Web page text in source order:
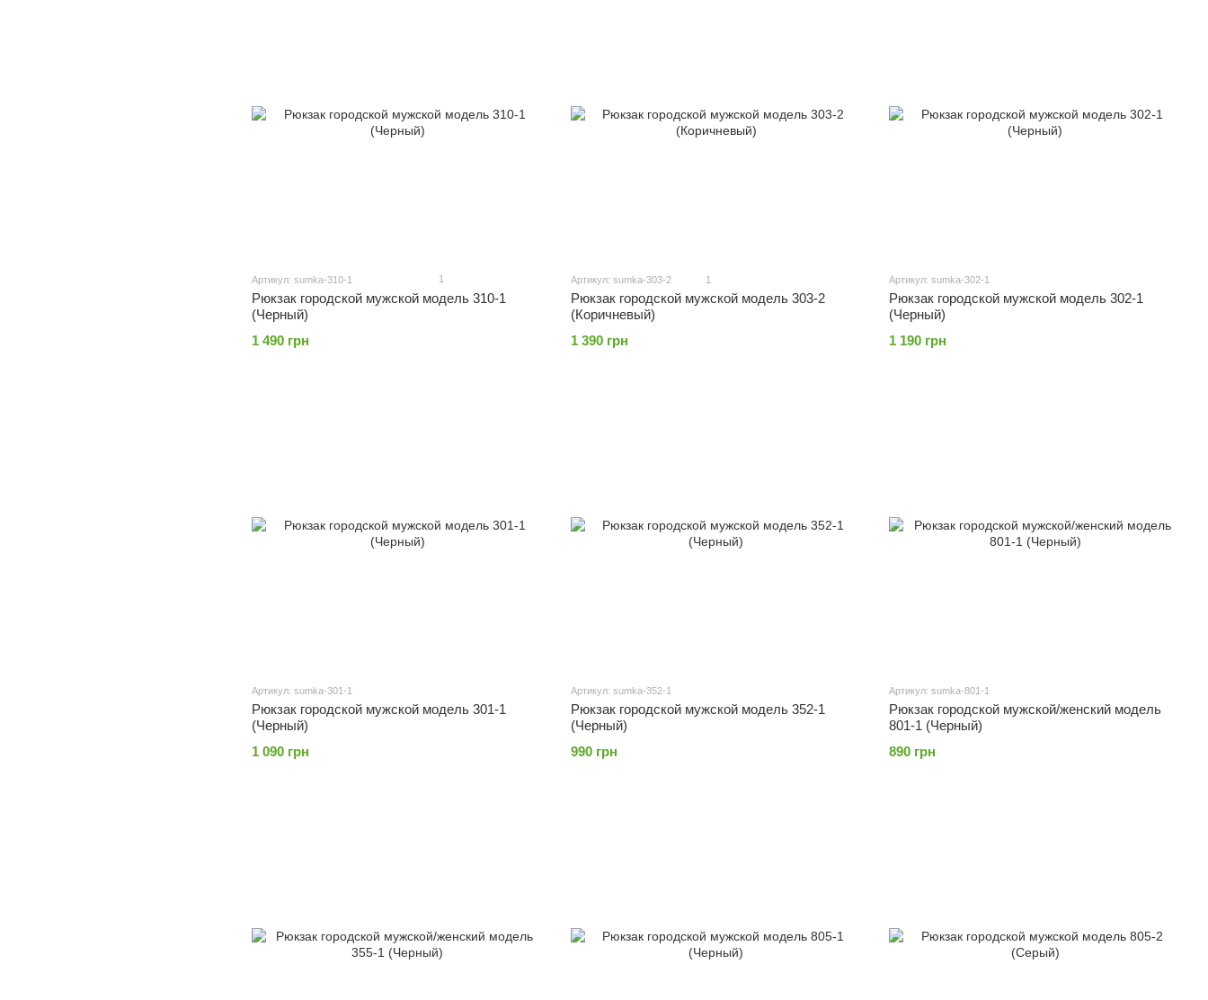
Артикул: sumka-310-1 1
Рюкзак городской мужской модель 310-1
(Черный)
1 490 грн
Артикул: sumka-303-2 1
Рюкзак городской мужской модель 303-2
(Коричневый)
1 390 грн
Артикул: sumka-302-1
Рюкзак городской мужской модель 302-1
(Черный)
1 190 грн
Артикул: sumka-301-1
Рюкзак городской мужской модель 301-1
(Черный)
1 090 грн
Артикул: sumka-352-1
Рюкзак городской мужской модель 352-1
(Черный)
990 грн
Артикул: sumka-801-1
Рюкзак городской мужской/женский модель
801-1 (Черный)
890 грн